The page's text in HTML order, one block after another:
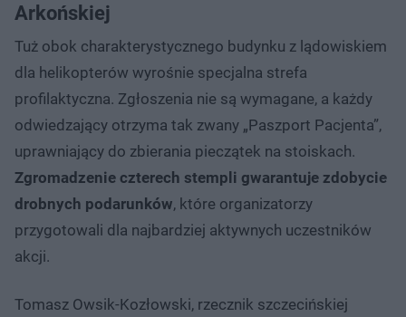
Arkońskiej
Tuż obok charakterystycznego budynku z lądowiskiem
dla helikopterów wyrośnie specjalna strefa
profilaktyczna. Zgłoszenia nie są wymagane, a każdy
odwiedzający otrzyma tak zwany „Paszport Pacjenta”,
uprawniający do zbierania pieczątek na stoiskach.
Zgromadzenie czterech stempli gwarantuje zdobycie
drobnych podarunków, które organizatorzy
przygotowali dla najbardziej aktywnych uczestników
akcji.
Tomasz Owsik-Kozłowski, rzecznik szczecińskiej